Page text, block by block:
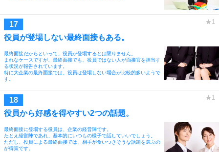
役員が登場しない最終面接もある。
最終面接だからといって、役員が登場するとは限りません。
まれなケースですが、最終面接でも、役員ではない人が面接官を担当す
る状況が報告されています。
特に大企業の最終面接では、役員は登場しない場合が比較的多いようで
す。
役員から好感を得やすい2つの話題。
最終面接に登場する役員は、企業の経営陣です。
たとえ経営陣であれ、基本的にいつもの様子で話していいでしょう。
ただし、役員による最終面接では、相手が食いつきそうな話題を選ぶの
が得策です。